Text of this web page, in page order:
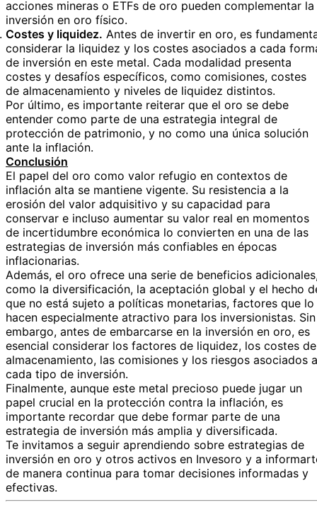
acciones mineras o ETFs de oro pueden complementar la
inversión en oro físico.
Costes y liquidez. Antes de invertir en oro, es
considerar la liquidez y los costes asociados a cada
de inversión en este metal. Cada modalidad presenta
costes y desafíos específicos, como comisiones, costes
de almacenamiento y niveles de liquidez distintos.
Por último, es importante reiterar que el oro se debe
entender como parte de una estrategia integral de
protección de patrimonio, y no como una única solución
ante la inflación.
Conclusión
El papel del oro como valor refugio en contextos de
inflación alta se mantiene vigente. Su resistencia a la
erosión del valor adquisitivo y su capacidad para
conservar e incluso aumentar su valor real en momentos
de incertidumbre económica lo convierten en una de las
estrategias de inversión más confiables en épocas
inflacionarias.
Además, el oro ofrece una serie de beneficios
como la diversificación, la aceptación global y el hecho
que no está sujeto a políticas monetarias, factores que lo
hacen especialmente atractivo para los inversionistas. Sin
embargo, antes de embarcarse en la inversión en oro, es
esencial considerar los factores de liquidez, los costes de
almacenamiento, las comisiones y los riesgos asociados a
cada tipo de inversión.
Finalmente, aunque este metal precioso puede jugar un
papel crucial en la protección contra la inflación, es
importante recordar que debe formar parte de una
estrategia de inversión más amplia y diversificada.
Te invitamos a seguir aprendiendo sobre estrategias de
inversión en oro y otros activos en Invesoro y a
de manera continua para tomar decisiones informadas y
efectivas.